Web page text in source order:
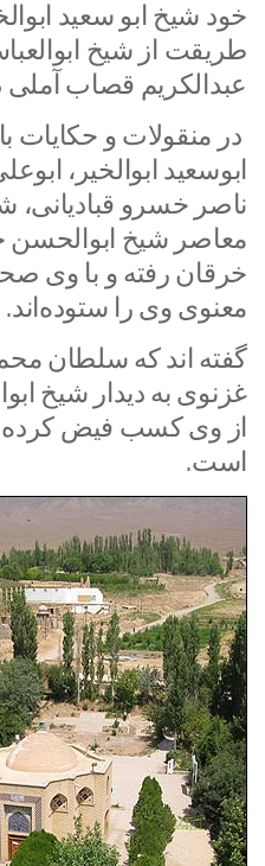
خود شیخ ابو سعید
طریقت از شیخ
عبدالکریم قصاب
در منقولات و حکایات
ابوسعید ابوالخیر،
ناصر خسرو قبادیانی،
معاصر شیخ ابوالحسن
خرقان رفته و با وی
معنوی وی را ستوده‌اند.
گفته ‌اند که سلطان
غزنوی به دیدار شیخ
از وی کسب فیض
است.